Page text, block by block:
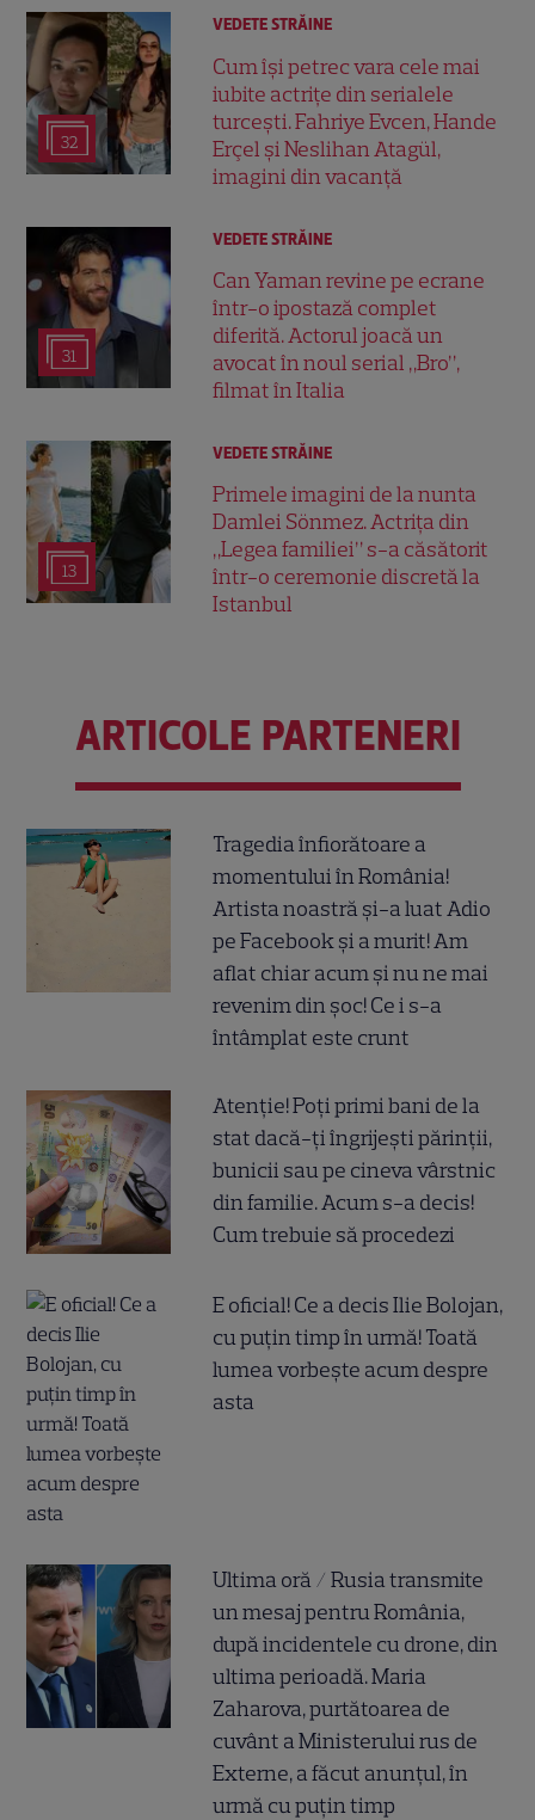
32
VEDETE STRĂINE
Cum își petrec vara cele mai
iubite actrițe din serialele
turcești. Fahriye Evcen, Hande
Erçel și Neslihan Atagül,
imagini din vacanță
31
VEDETE STRĂINE
Can Yaman revine pe ecrane
într-o ipostază complet
diferită. Actorul joacă un
avocat în noul serial „Bro”,
filmat în Italia
13
VEDETE STRĂINE
Primele imagini de la nunta
Damlei Sönmez. Actrița din
„Legea familiei” s-a căsătorit
într-o ceremonie discretă la
Istanbul
ARTICOLE PARTENERI
Tragedia înfiorătoare a
momentului în România!
Artista noastră și-a luat Adio
pe Facebook și a murit! Am
aflat chiar acum și nu ne mai
revenim din șoc! Ce i s-a
întâmplat este crunt
Atenție! Poți primi bani de la
stat dacă-ți îngrijești părinții,
bunicii sau pe cineva vârstnic
din familie. Acum s-a decis!
Cum trebuie să procedezi
E oficial! Ce a decis Ilie Bolojan,
cu puțin timp în urmă! Toată
lumea vorbește acum despre
asta
Ultima oră / Rusia transmite
un mesaj pentru România,
după incidentele cu drone, din
ultima perioadă. Maria
Zaharova, purtătoarea de
cuvânt a Ministerului rus de
Externe, a făcut anunțul, în
urmă cu puțin timp